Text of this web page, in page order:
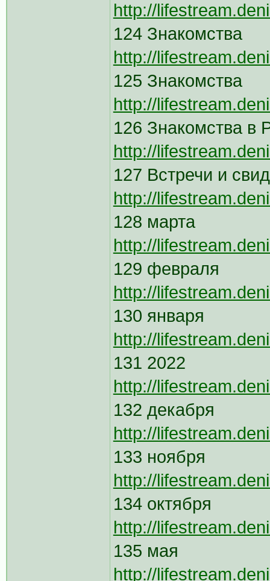
http://
124 Знакомства
http://
125 Знакомства
http://
126 Знакомства в
http://
127 Встречи и
http://
128 марта
http://
129 февраля
http://
130 января
http://
131 2022
http://
132 декабря
http://
133 ноября
http://
134 октября
http://
135 мая
http://